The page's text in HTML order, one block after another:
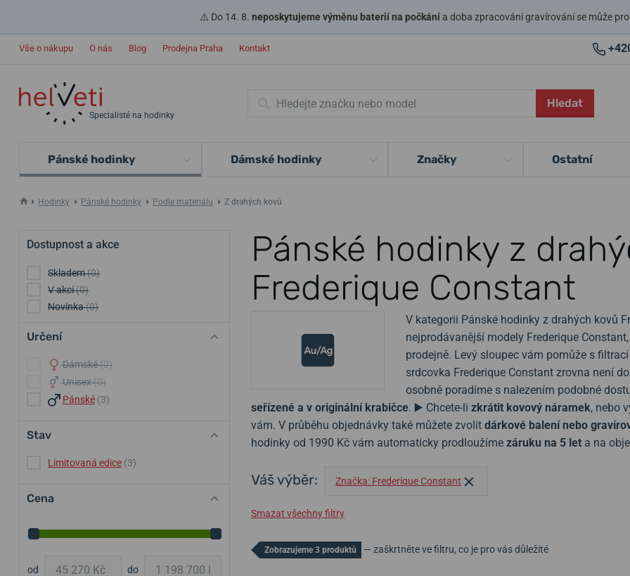
⚠️ Do 14. 8. neposkytujeme výměnu baterií na počkánía doba zpracování gravírování se může
Vše o nákupu O nás Blog Prodejna Praha Kontakt
Specialisté na hodinky
Hledat
Pánské hodinky Dámské hodinky Značky Ostatní
Hodinky Pánské hodinky Podle materiálu Z drahých kovů
Pánské hodinky z
Frederique Constant
V kategorii Pánské hodinky z drahých kovů
nejprodávanější modely Frederique
prodejně. Levý sloupec vám pomůže s
srdcovka Frederique Constant zrovna není
osobně poradíme s nalezením podobné
seřízené a v originální krabičce. ▶️ Chcete-li zkrátit kovový náramek, nebo
vám. V průběhu objednávky také můžete zvolit dárkové balení nebo
hodinky od 1990 Kč vám automaticky prodloužíme záruku na 5 let a na
Váš výběr: Značka: Frederique Constant
Smazat všechny filtry
Dostupnost a akce
Skladem(0)
V akci(0)
Novinka(0)
Určení
Dámské(0)
Unisex(0)
Pánské (3)
Stav
Limitovaná edice (3)
Cena
od do
Zobrazujeme 3 produktů — zaškrtněte ve filtru, co je pro vás důležité